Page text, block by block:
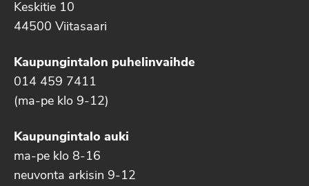
Keskitie 10
44500 Viitasaari
Kaupungintalon puhelinvaihde
014 459 7411
(ma-pe klo 9-12)
Kaupungintalo auki
ma-pe klo 8-16
neuvonta arkisin 9-12